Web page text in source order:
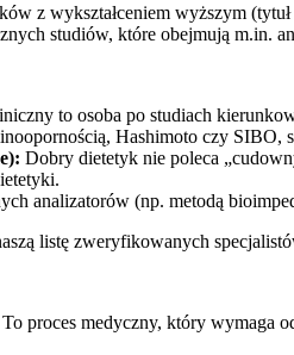
z wykształceniem wyższym
studiów, które obejmują m.in.
to osoba po studiach
Hashimoto czy SIBO,
Dobry dietetyk nie poleca
analizatorów (np. metodą
listę zweryfikowanych
proces medyczny, który wymaga